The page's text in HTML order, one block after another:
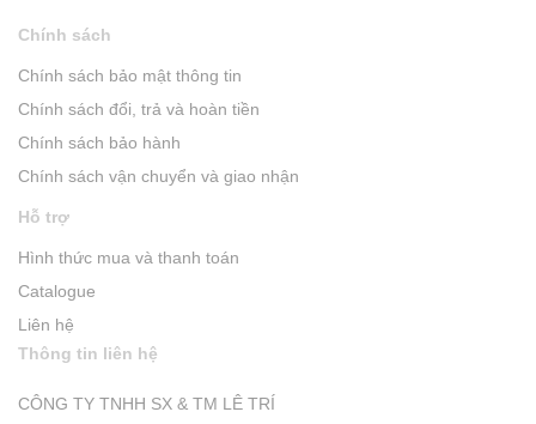
Chính sách
Chính sách bảo mật thông tin
Chính sách đổi, trả và hoàn tiền
Chính sách bảo hành
Chính sách vận chuyển và giao nhận
Hỗ trợ
Hình thức mua và thanh toán
Catalogue
Liên hệ
Thông tin liên hệ
CÔNG TY TNHH SX & TM LÊ TRÍ